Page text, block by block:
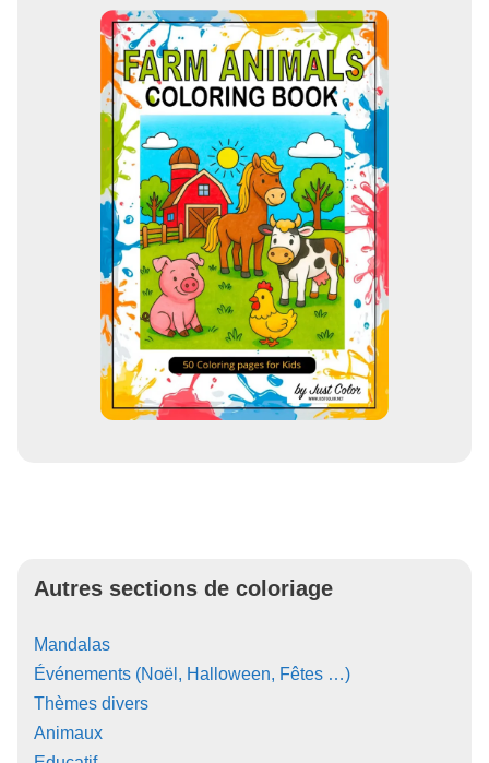
Autres sections de coloriage
Mandalas
Événements (Noël, Halloween, Fêtes …)
Thèmes divers
Animaux